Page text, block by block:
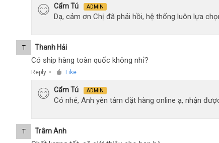
Cẩm Tú ADMIN
Dạ, cảm ơn Chị đã phải hồi, hệ thống luôn lựa
T Thanh Hải
Có ship hàng toàn quốc không nhỉ?
Reply ● Like
Cẩm Tú ADMIN
Có nhé, Anh yên tâm đặt hàng online ạ, nhận
T Trâm Anh